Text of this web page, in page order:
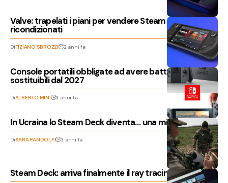
Valve: trapelati i piani per vendere Steam Deck
ricondizionati
DiTIZIANO SBROZZI 2 anni fa
Console portatili obbligate ad avere batterie
sostituibili dal 2027
DiALBERTO MINI 3 anni fa
In Ucraina lo Steam Deck diventa… una mitragliatrice!
DiSARA PANDOLFI 3 anni fa
Steam Deck: arriva finalmente il ray tracing